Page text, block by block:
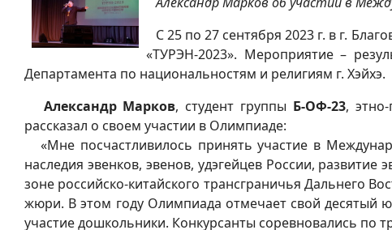
С 25 по 27 сентября 2023 г. в г.
«ТУРЭН-2023». Мероприятие –
Департамента по национальностям и религиям г. Хэйхэ.
Александр Марков, студент группы Б-ОФ-23,
рассказал о своем участии в Олимпиаде:
«Мне посчастливилось принять участие в
наследия эвенков, эвенов, удэгейцев России,
зоне российско-китайского трансграничья Дальнего
жюри. В этом году Олимпиада отмечает свой десятый
участие дошкольники. Конкурсанты соревновались по